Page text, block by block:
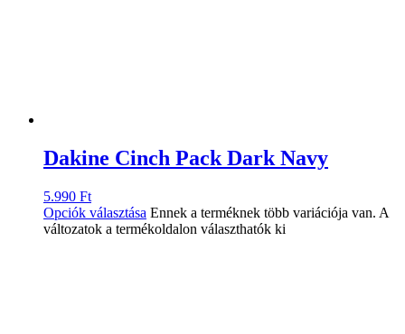
Dakine Cinch Pack Dark Navy
5.990 Ft
Opciók választása Ennek a terméknek több variációja van. A
változatok a termékoldalon választhatók ki